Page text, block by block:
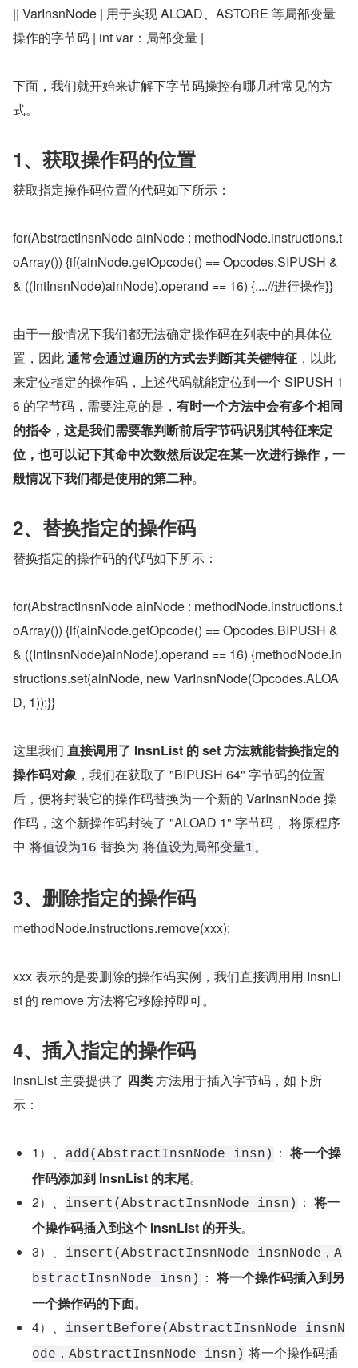
|| VarInsnNode | 用于实现 ALOAD、ASTORE 等局部变量
操作的字节码 | int var：局部变量 |
下面，我们就开始来讲解下字节码操控有哪几种常见的方
式。
1、获取操作码的位置
获取指定操作码位置的代码如下所示：
for(AbstractInsnNode ainNode : methodNode.instructions.t
oArray()) {if(ainNode.getOpcode() == Opcodes.SIPUSH &
& ((IntInsnNode)ainNode).operand == 16) {....//进行操作}}
由于一般情况下我们都无法确定操作码在列表中的具体位
置，因此 通常会通过遍历的方式去判断其关键特征 ，以此
来定位指定的操作码，上述代码就能定位到一个 SIPUSH 1
6 的字节码，需要注意的是， 有时一个方法中会有多个相同
的指令，这是我们需要靠判断前后字节码识别其特征来定
位，也可以记下其命中次数然后设定在某一次进行操作，一
般情况下我们都是使用的第二种。
2、替换指定的操作码
替换指定的操作码的代码如下所示：
for(AbstractInsnNode ainNode : methodNode.instructions.t
oArray()) {if(ainNode.getOpcode() == Opcodes.BIPUSH &
& ((IntInsnNode)ainNode).operand == 16) {methodNode.in
structions.set(ainNode, new VarInsnNode(Opcodes.ALOA
D, 1));}}
这里我们 直接调用了 InsnList 的 set 方法就能替换指定的
操作码对象 ，我们在获取了 "BIPUSH 64" 字节码的位置
后，便将封装它的操作码替换为一个新的 VarInsnNode 操
作码，这个新操作码封装了 "ALOAD 1" 字节码， 将原程序
中 将值设为16 替换为 将值设为局部变量1。
3、删除指定的操作码
methodNode.instructions.remove(xxx);
xxx 表示的是要删除的操作码实例，我们直接调用用 InsnLi
st 的 remove 方法将它移除掉即可。
4、插入指定的操作码
InsnList 主要提供了 四类 方法用于插入字节码，如下所
示：
1）、 add(AbstractInsnNode insn) ： 将一个操
作码添加到 InsnList 的末尾。
2）、
insert(AbstractInsnNode insn) ： 将一
个操作码插入到这个 InsnList 的开头。
3）、
insert(AbstractInsnNode insnNode，A
bstractInsnNode insn)
： 将一个操作码插入到另
一个操作码的下面。
4）、
insertBefore(AbstractInsnNode insnN
ode，AbstractInsnNode insn) 将一个操作码插